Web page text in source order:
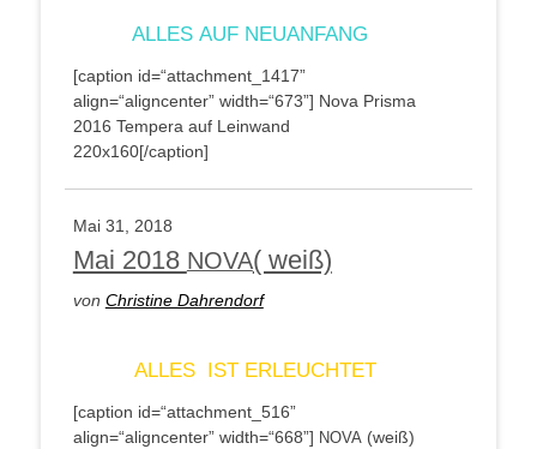
ALLES AUF NEUANFANG
[cap­ti­on id=“attachment_1417”
align=“aligncenter” width=“673”] Nova Pris­ma
2016 Tem­pe­ra auf Lein­wand
220x160[/caption]
Mai 31, 2018
Mai 2018 NOVA( weiß)
von Chris­ti­ne Dahrendorf
ALLES IST ERLEUCHTET
[cap­ti­on id=“attachment_516”
align=“aligncenter” width=“668”] NOVA (weiß)